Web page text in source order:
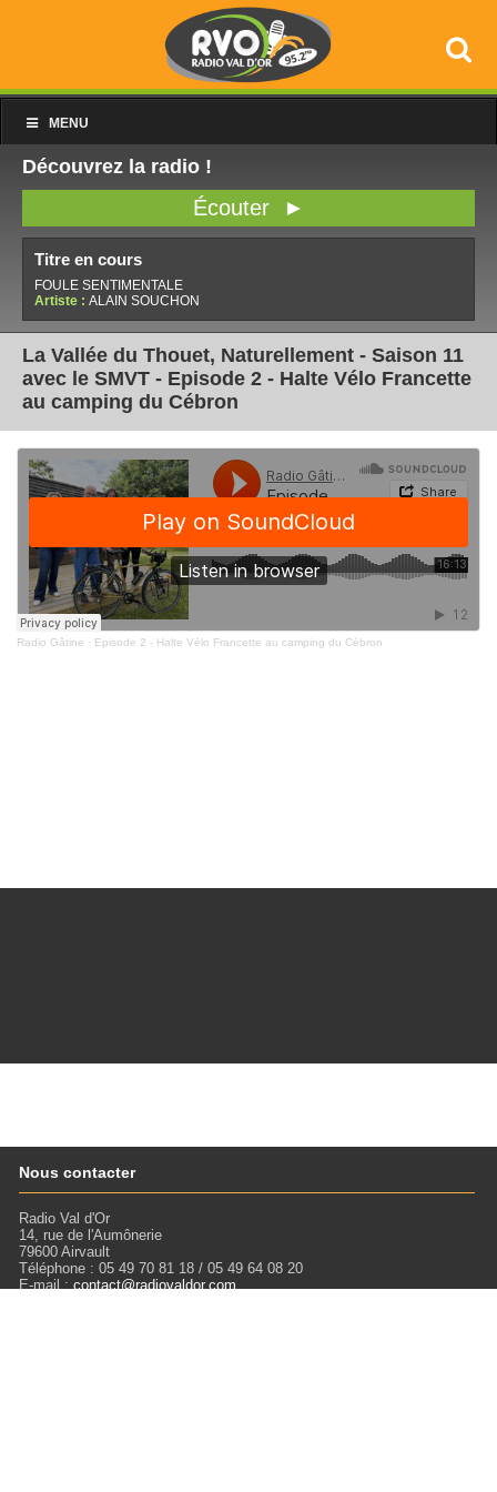
MENU
Découvrez la radio !
Écouter ►
Titre en cours
FOULE SENTIMENTALE
Artiste : ALAIN SOUCHON
La Vallée du Thouet, Naturellement - Saison 11
avec le SMVT - Episode 2 - Halte Vélo Francette
au camping du Cébron
Radio Gâtine · Episode 2 - Halte Vélo Francette au camping du Cébron
Nous contacter
Radio Val d'Or
14, rue de l'Aumônerie
79600 Airvault
Téléphone : 05 49 70 81 18 / 05 49 64 08 20
E-mail :contact@radiovaldor.com